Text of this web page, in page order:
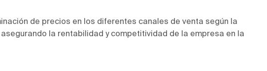
de precios en los diferentes canales de venta según la
la rentabilidad y competitividad de la empresa en la